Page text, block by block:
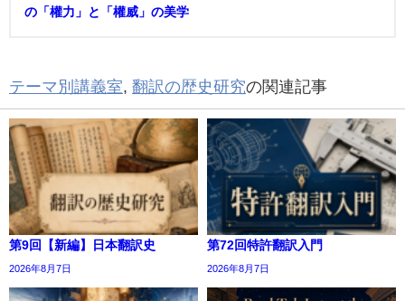
の「權力」と「權威」の美学
テーマ別講義室 翻訳の歴史研究の関連記事
第9回【新編】日本翻訳史
2026年8月7日
第72回特許翻訳入門
2026年8月7日